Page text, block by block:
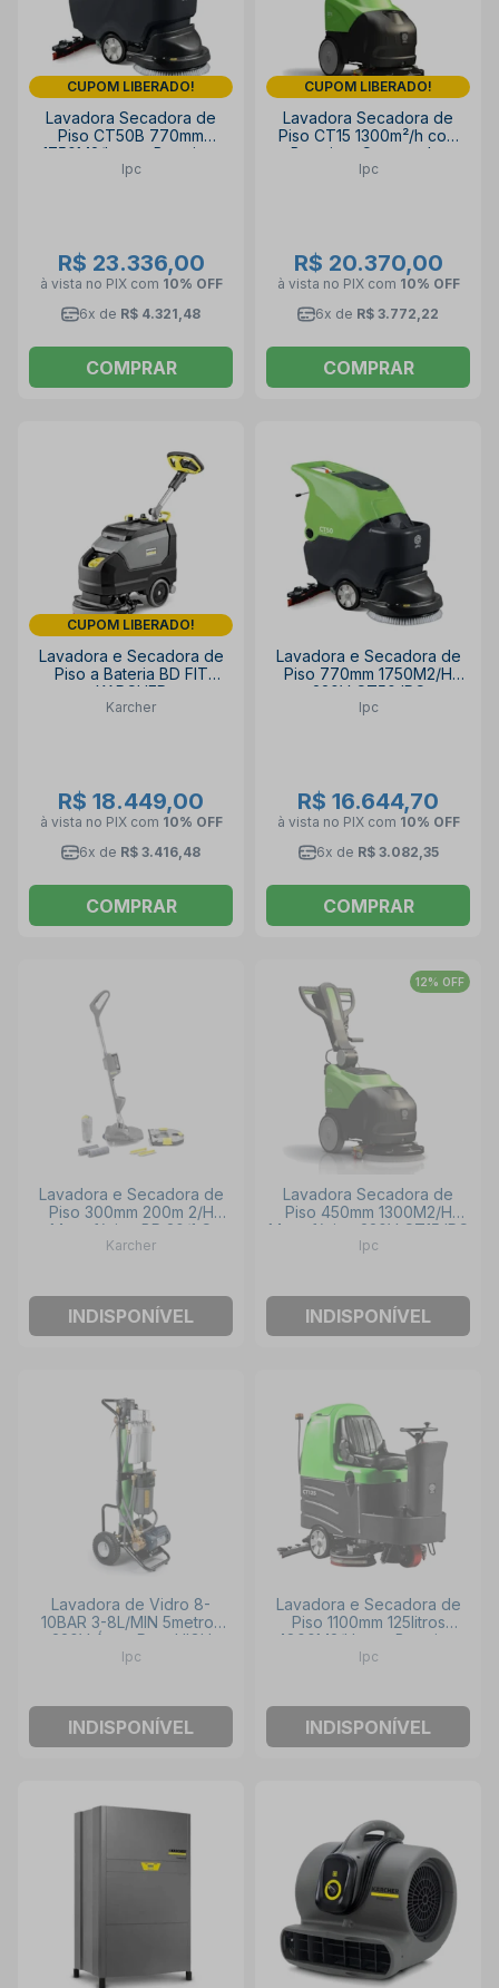
CUPOM LIBERADO!
Lavadora Secadora de
Piso CT50B 770mm
1750M2/h com Bateria +
Carregador IPC
Ipc
R$ 23.336,00
à vista no PIX com 10% OFF
6x de R$ 4.321,48
COMPRAR
CUPOM LIBERADO!
Lavadora Secadora de
Piso CT15 1300m²/h com
Bateria + Carregador
450mm IPC
Ipc
R$ 20.370,00
à vista no PIX com 10% OFF
6x de R$ 3.772,22
COMPRAR
CUPOM LIBERADO!
Lavadora e Secadora de
Piso a Bateria BD FIT
KARCHER
Karcher
R$ 18.449,00
à vista no PIX com 10% OFF
6x de R$ 3.416,48
COMPRAR
Lavadora e Secadora de
Piso 770mm 1750M2/H
220V CT50 IPC
Ipc
R$ 16.644,70
à vista no PIX com 10% OFF
6x de R$ 3.082,35
COMPRAR
Lavadora e Secadora de
Piso 300mm 200m 2/H
Monofásico BR 30/1 C
KARCHER
Karcher
INDISPONÍVEL
12% OFF
Lavadora Secadora de
Piso 450mm 1300M2/H
Monofásico 220V CT15 IPC
Ipc
INDISPONÍVEL
Lavadora de Vidro 8-
10BAR 3-8L/MIN 5metros
220V Água Pura HIGH
PURE IPC
Ipc
INDISPONÍVEL
Lavadora e Secadora de
Piso 1100mm 125litros
4800M2/H com Bateria e
Carregador CT125 IPC
Ipc
INDISPONÍVEL